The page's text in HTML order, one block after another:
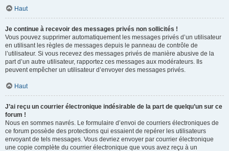
Haut
Je continue à recevoir des messages privés non sollicités !
Vous pouvez supprimer automatiquement les messages privés d’un utilisateur
en utilisant les règles de messages depuis le panneau de contrôle de
l’utilisateur. Si vous recevez des messages privés de manière abusive de la
part d’un autre utilisateur, rapportez ces messages aux modérateurs. Ils
peuvent empêcher un utilisateur d’envoyer des messages privés.
Haut
J’ai reçu un courrier électronique indésirable de la part de quelqu’un sur ce
forum !
Nous en sommes navrés. Le formulaire d’envoi de courriers électroniques de
ce forum possède des protections qui essaient de repérer les utilisateurs
envoyant de tels messages. Vous devriez envoyer par courrier électronique
une copie complète du courrier électronique que vous avez reçu à un